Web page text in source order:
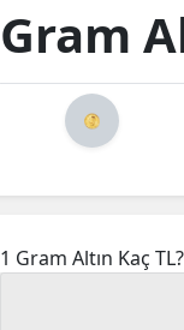
Gram
1 Gram Altın Kaç TL?